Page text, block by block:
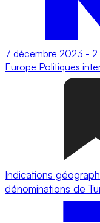
7 décembre 2023 - 2
Europe Politiques
Indications
dénominations de